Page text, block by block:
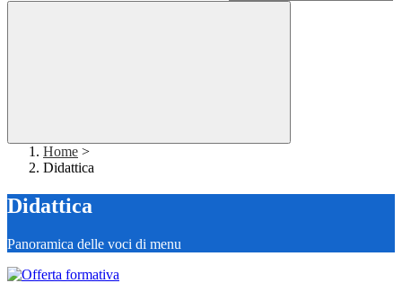
Home >
Didattica
Didattica
Panoramica delle voci di menu